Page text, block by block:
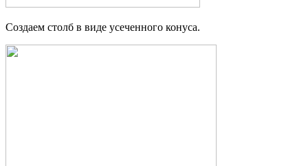
Создаем столб в виде усеченного конуса.